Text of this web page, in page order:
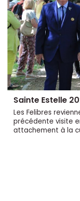
Sainte Estelle
Les Felibres
précédente visite
attachement à la